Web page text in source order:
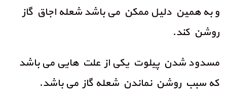
و به همین دلیل ممکن می باشد شعله اجاق گاز
روشن کند.
مسدود شدن پیلوت یکی از علت هایی می باشد
که سبب روشن نماندن شعله گاز می باشد.